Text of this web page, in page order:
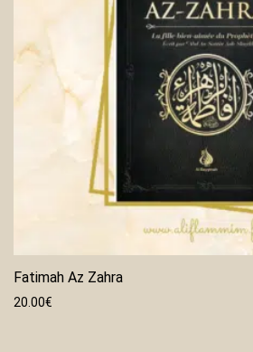
Fatimah Az Zahra
20.00€